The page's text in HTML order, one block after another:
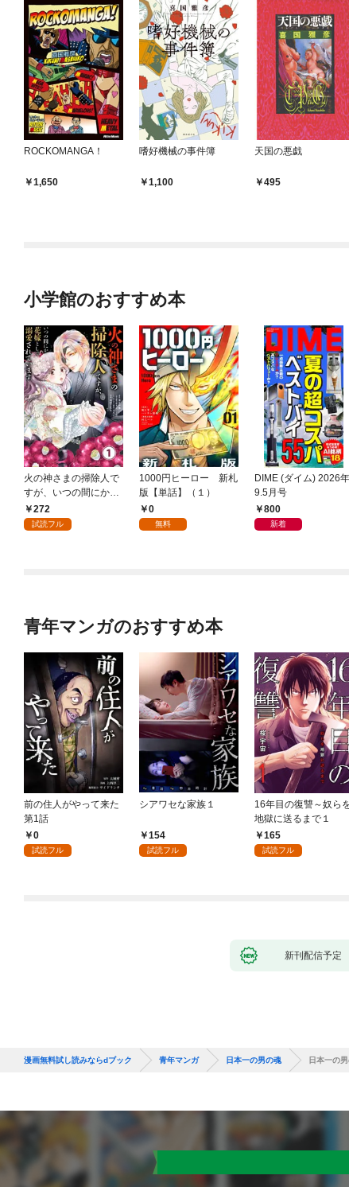
ROCKOMANGA！
1,650
嗜好機械の事件簿
1,100
天国の悪戯
495
小学館のおすすめ本
火の神さまの掃除人で
すが、いつの間にか花
嫁として溺愛されてい
ます【単話】（１）
272
試読フル
1000円ヒーロー 新札
版【単話】（１）
0
無料
DIME (ダイム) 2026年
9.5月号
800
新着
青年マンガのおすすめ本
前の住人がやって来た
第1話
0
試読フル
シアワセな家族１
154
試読フル
16年目の復讐～奴ら
地獄に送るまで１
165
試読フル
新刊配信予定
漫画無料試し読みならdブック 青年マンガ 日本一の男の魂 日本一の男